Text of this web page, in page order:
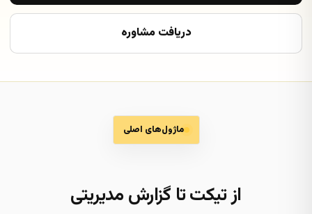
دریافت مشاوره
ماژول‌های اصلی
از تیکت تا گزارش مدیریتی